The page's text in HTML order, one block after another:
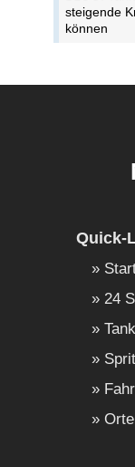
steigende
können
Quick-
24